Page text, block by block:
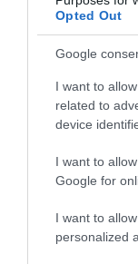
Opted Out
Google
I want to
related to
device
I want to
Google for
I want to
personalized
KOMPOSZTÁLÁSI